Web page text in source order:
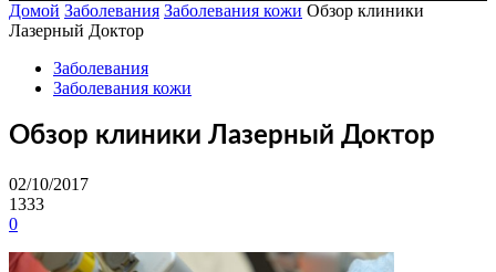
Домой Заболевания Заболевания кожи Обзор клиники
Лазерный Доктор
Заболевания
Заболевания кожи
Обзор клиники Лазерный Доктор
02/10/2017
1333
0